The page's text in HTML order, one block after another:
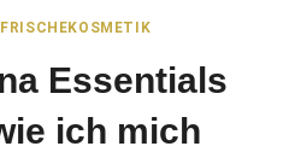
Essentials
ich mich